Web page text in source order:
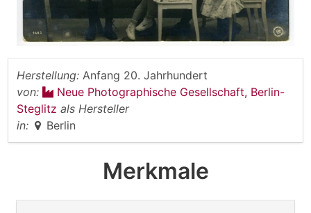
Herstellung: Anfang 20. Jahrhundert
von:
Neue Photographische Gesellschaft, Berlin-
Steglitz als Hersteller
in:
Berlin
Merkmale